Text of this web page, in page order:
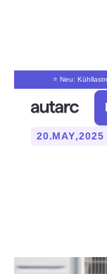
⭐ Neu:
20.MAY,2025